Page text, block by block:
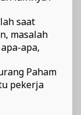
saat
masalah
apa,
Paham
pekerja